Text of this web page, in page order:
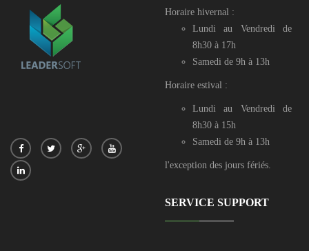
Horaire hivernal :
Lundi au Vendredi de
8h30 à 17h
Samedi de 9h à 13h
Horaire estival :
Lundi au Vendredi de
8h30 à 15h
Samedi de 9h à 13h
l'exception des jours fériés.
SERVICE SUPPORT